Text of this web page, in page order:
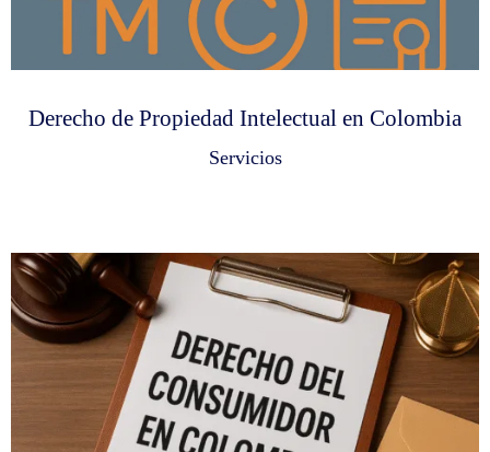
Derecho de Propiedad Intelectual en Colombia
Servicios